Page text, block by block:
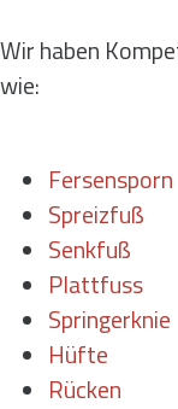
Wir haben
wie:
Fersensporn
Spreizfuß
Senkfuß
Plattfuss
Springerknie
Hüfte
Rücken